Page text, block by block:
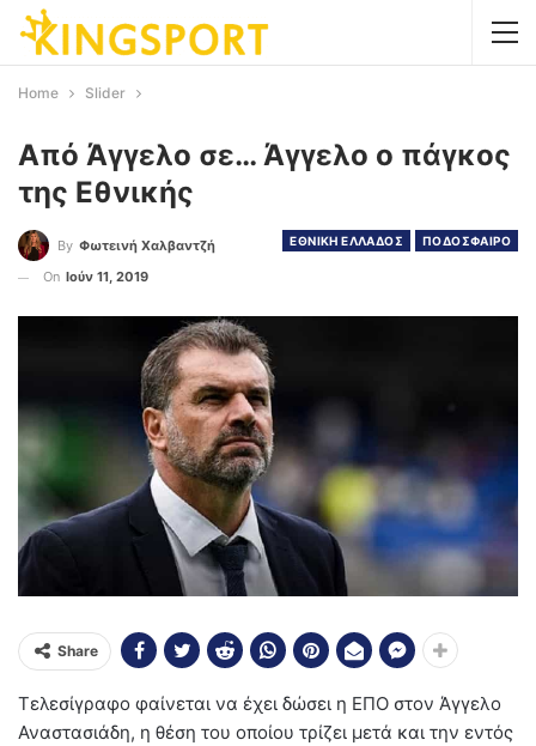
Home Slider
Από Άγγελο σε… Άγγελο ο πάγκος
της Εθνικής
ΕΘΝΙΚΗ ΕΛΛΑΔΟΣ ΠΟΔΟΣΦΑΙΡΟ
By Φωτεινή Χαλβαντζή
On Ιούν 11, 2019
Share
Τελεσίγραφο φαίνεται να έχει δώσει η ΕΠΟ στον Άγγελο
Αναστασιάδη, η θέση του οποίου τρίζει μετά και την εντός